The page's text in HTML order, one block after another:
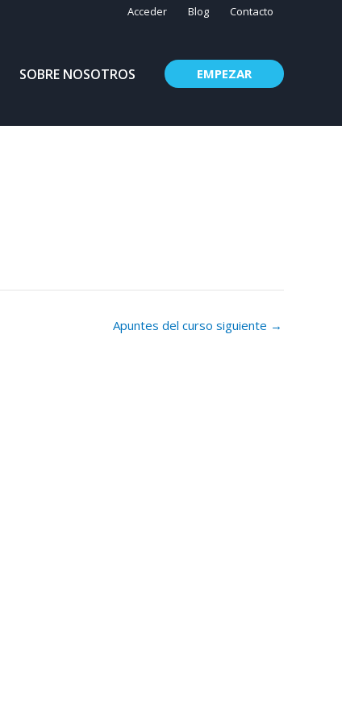
Acceder Blog Contacto
SOBRE NOSOTROS EMPEZAR
Apuntes del curso siguiente →